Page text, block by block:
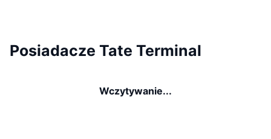
Posiadacze Tate Terminal
Wczytywanie...